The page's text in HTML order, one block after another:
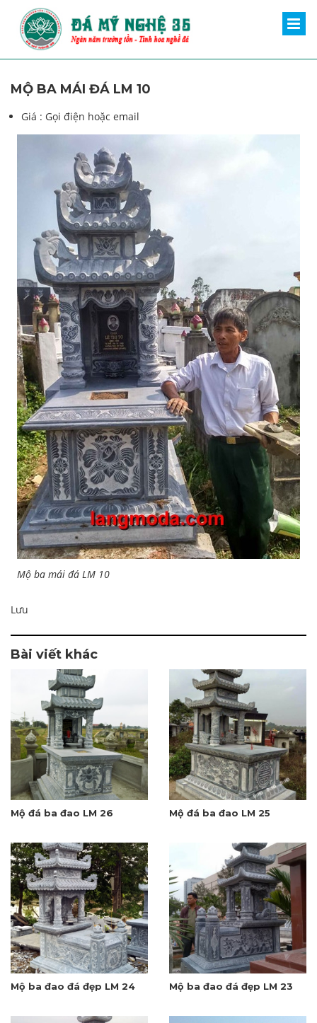
MỘ BA MÁI ĐÁ LM 10
Giá : Gọi điện hoặc email
Mộ ba mái đá LM 10
Lưu
Bài viết khác
Mộ đá ba đao LM 26 Mộ đá ba đao LM 25
Mộ ba đao đá đẹp LM 24 Mộ ba đao đá đẹp LM 23